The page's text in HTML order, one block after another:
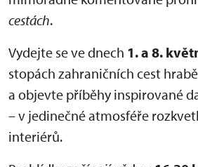
cestách.
Vydejte se ve dnech 1. a 8.
stopách zahraničních cest
a objevte příběhy inspirované
– v jedinečné atmosféře
interiérů.